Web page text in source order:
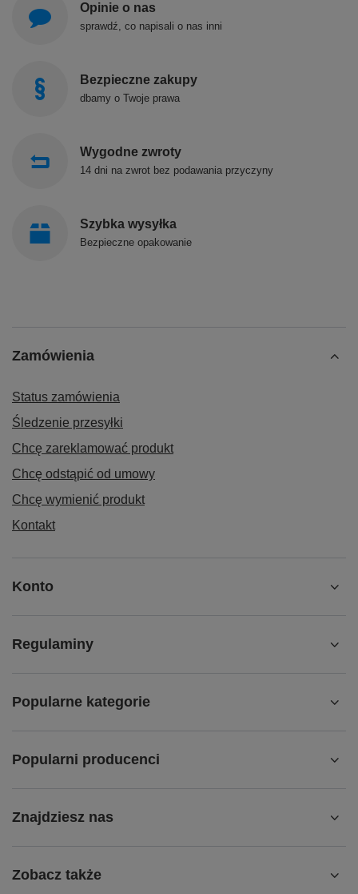
Opinie o nas
sprawdź, co napisali o nas inni
Bezpieczne zakupy
dbamy o Twoje prawa
Wygodne zwroty
14 dni na zwrot bez podawania przyczyny
Szybka wysyłka
Bezpieczne opakowanie
Zamówienia
Status zamówienia
Śledzenie przesyłki
Chcę zareklamować produkt
Chcę odstąpić od umowy
Chcę wymienić produkt
Kontakt
Konto
Regulaminy
Popularne kategorie
Popularni producenci
Znajdziesz nas
Zobacz także